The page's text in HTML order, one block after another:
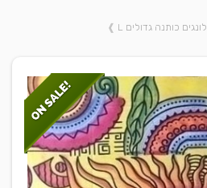
לונגים כותנה גדולים L
❱